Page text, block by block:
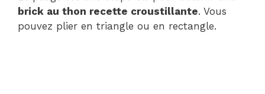
brick au thon recette croustillante. Vous
pouvez plier en triangle ou en rectangle.